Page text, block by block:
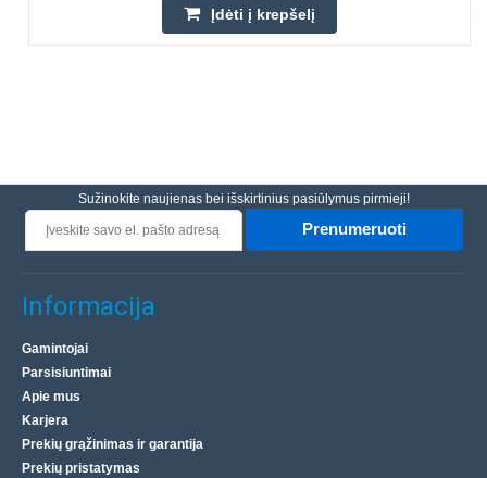
Įdėti į krepšelį
Sužinokite naujienas bei išskirtinius pasiūlymus pirmieji!
Prenumeruoti
Informacija
Gamintojai
Parsisiuntimai
Apie mus
Karjera
Prekių grąžinimas ir garantija
Prekių pristatymas